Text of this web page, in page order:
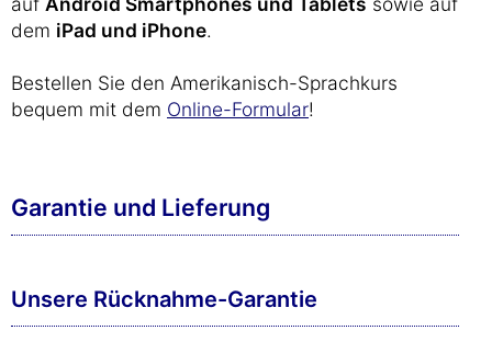
dem iPad und iPhone.
Bestellen Sie den Amerikanisch-Sprachkurs
bequem mit dem Online-Formular!
Garantie und Lieferung
Unsere Rücknahme-Garantie